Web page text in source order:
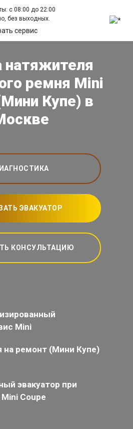
с 08:00 до 22:00
без выходных.
сервис
натяжителя
ремня Mini
Купе) в
ЭВАКУАТОР
КОНСУЛЬТАЦИЮ
Mini
на ремонт (Мини Купе)
эвакуатор при
Coupe